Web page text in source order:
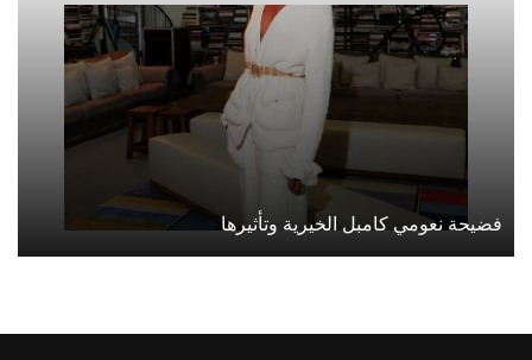
فضيحة نعومي كامبل الخيرية وتأثيرها